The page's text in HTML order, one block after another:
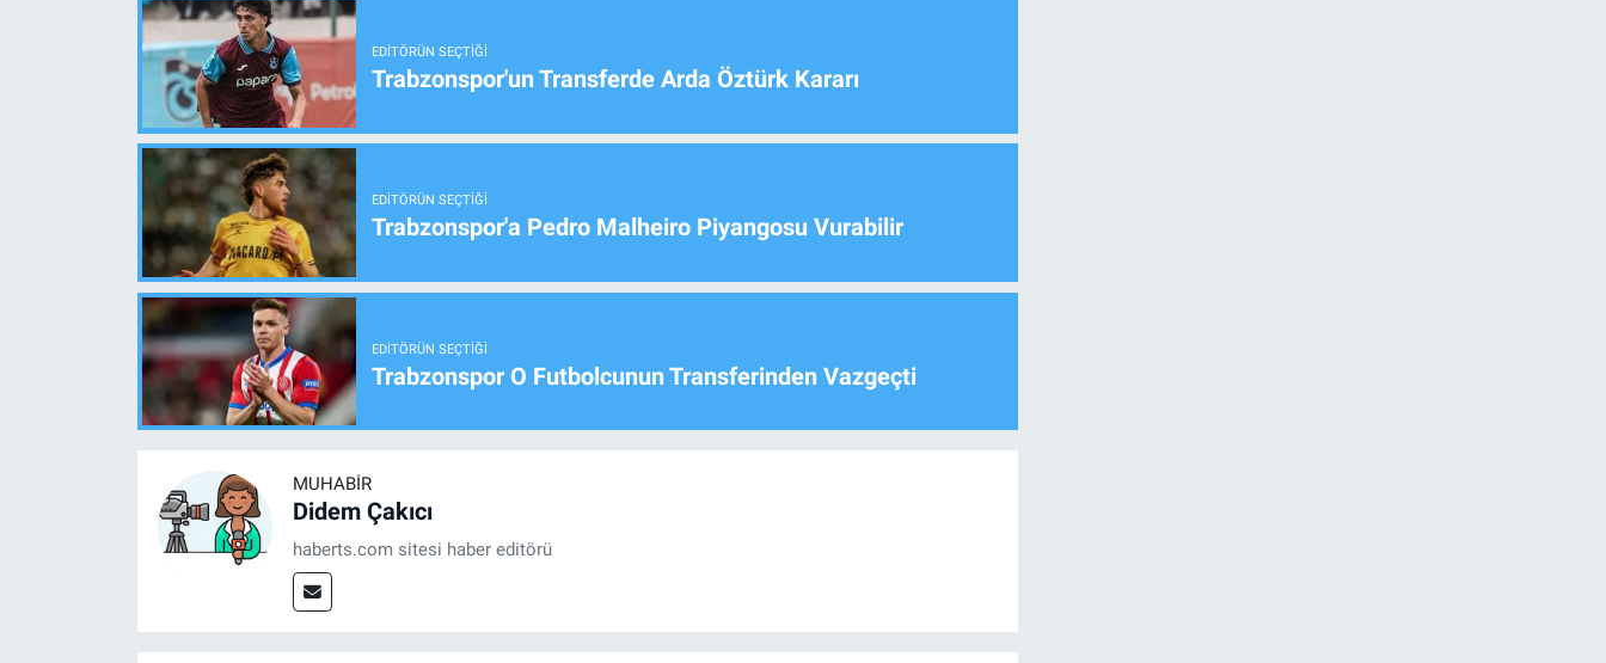
EDITÖRÜN SEÇTIĞI
Trabzonspor'un Transferde Arda Öztürk Kararı
EDITÖRÜN SEÇTIĞI
Trabzonspor'a Pedro Malheiro Piyangosu Vurabilir
EDITÖRÜN SEÇTIĞI
Trabzonspor O Futbolcunun Transferinden Vazgeçti
MUHABIR
Didem Çakıcı
haberts.com sitesi haber editörü